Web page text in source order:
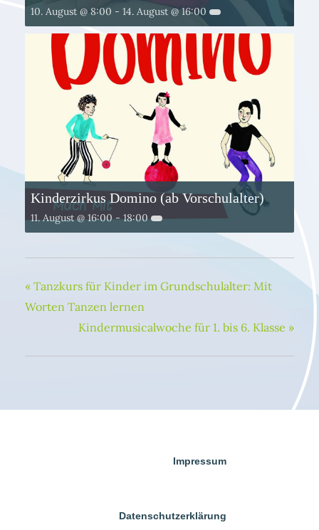
10. August @ 8:00 - 14. August @ 16:00
Kinderzirkus Domino (ab Vorschulalter)
11. August @ 16:00-18:00
« Tanzkurs für Kinder im Grundschulalter: Mit
Worten Tanzen lernen
Kindermusicalwoche für 1. bis 6. Klasse »
Impressum
Datenschutzerklärung